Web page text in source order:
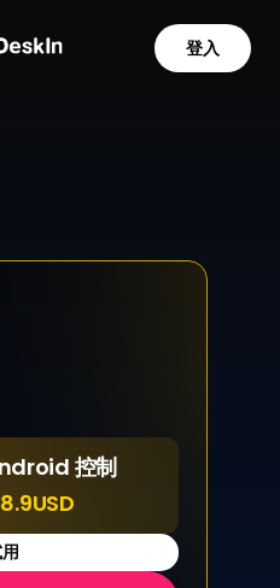
登入
護，還是中午高效辦公，
控制